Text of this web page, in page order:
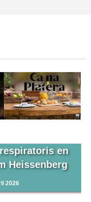
en
Heissenberg
2026